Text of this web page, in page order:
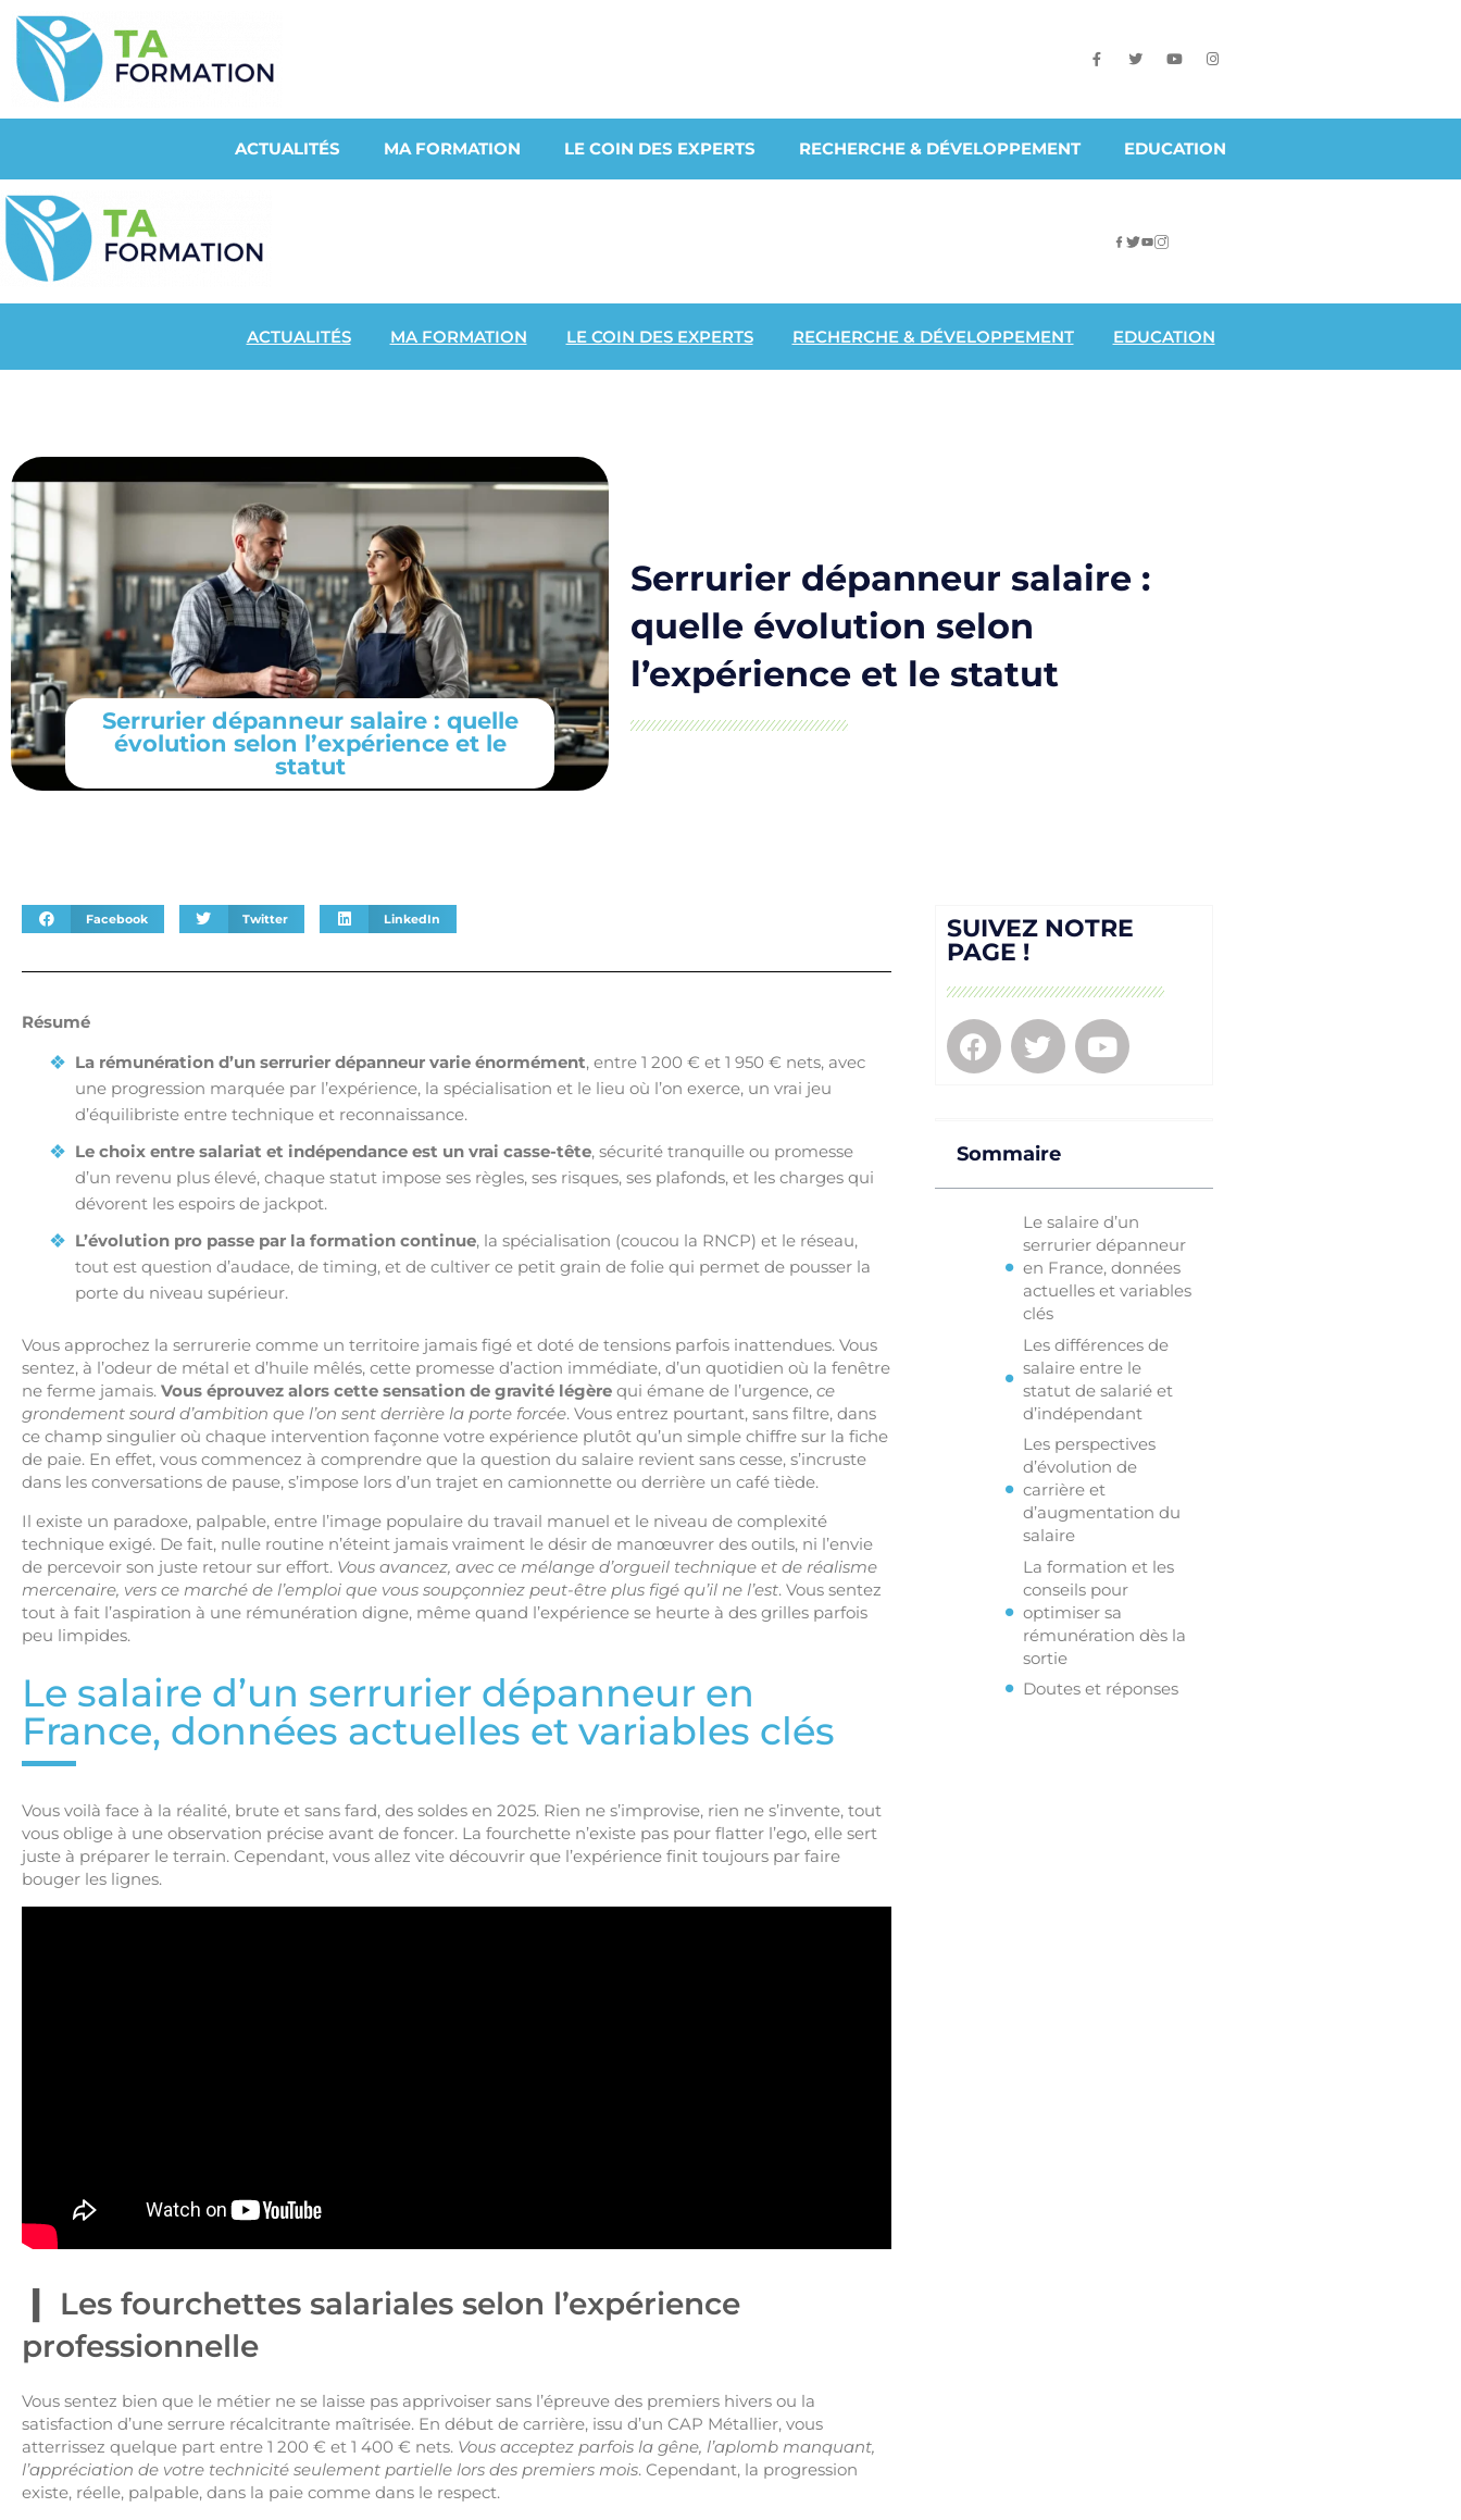
ACTUALITÉS MA FORMATION LE COIN DES EXPERTS RECHERCHE & DÉVELOPPEMENT EDUCATION
ACTUALITÉS MA FORMATION LE COIN DES EXPERTS RECHERCHE & DÉVELOPPEMENT EDUCATION
Serrurier dépanneur salaire : quelle
évolution selon l’expérience et le
statut
Serrurier dépanneur salaire :
quelle évolution selon
l’expérience et le statut
Facebook Twitter LinkedIn
Résumé
La rémunération d’un serrurier dépanneur varie énormément, entre 1 200 € et 1 950 € nets, avec
une progression marquée par l’expérience, la spécialisation et le lieu où l’on exerce, un vrai jeu
d’équilibriste entre technique et reconnaissance.
Le choix entre salariat et indépendance est un vrai casse-tête, sécurité tranquille ou promesse
d’un revenu plus élevé, chaque statut impose ses règles, ses risques, ses plafonds, et les charges qui
dévorent les espoirs de jackpot.
L’évolution pro passe par la formation continue, la spécialisation (coucou la RNCP) et le réseau,
tout est question d’audace, de timing, et de cultiver ce petit grain de folie qui permet de pousser la
porte du niveau supérieur.
Vous approchez la serrurerie comme un territoire jamais figé et doté de tensions parfois inattendues. Vous
sentez, à l’odeur de métal et d’huile mêlés, cette promesse d’action immédiate, d’un quotidien où la fenêtre
ne ferme jamais. Vous éprouvez alors cette sensation de gravité légère qui émane de l’urgence, ce
grondement sourd d’ambition que l’on sent derrière la porte forcée. Vous entrez pourtant, sans filtre, dans
ce champ singulier où chaque intervention façonne votre expérience plutôt qu’un simple chiffre sur la fiche
de paie. En effet, vous commencez à comprendre que la question du salaire revient sans cesse, s’incruste
dans les conversations de pause, s’impose lors d’un trajet en camionnette ou derrière un café tiède.
Il existe un paradoxe, palpable, entre l’image populaire du travail manuel et le niveau de complexité
technique exigé. De fait, nulle routine n’éteint jamais vraiment le désir de manœuvrer des outils, ni l’envie
de percevoir son juste retour sur effort. Vous avancez, avec ce mélange d’orgueil technique et de réalisme
mercenaire, vers ce marché de l’emploi que vous soupçonniez peut-être plus figé qu’il ne l’est. Vous sentez
tout à fait l’aspiration à une rémunération digne, même quand l’expérience se heurte à des grilles parfois
peu limpides.
Le salaire d’un serrurier dépanneur en
France, données actuelles et variables clés
Vous voilà face à la réalité, brute et sans fard, des soldes en 2025. Rien ne s’improvise, rien ne s’invente, tout
vous oblige à une observation précise avant de foncer. La fourchette n’existe pas pour flatter l’ego, elle sert
juste à préparer le terrain. Cependant, vous allez vite découvrir que l’expérience finit toujours par faire
bouger les lignes.
Les fourchettes salariales selon l’expérience
professionnelle
Vous sentez bien que le métier ne se laisse pas apprivoiser sans l’épreuve des premiers hivers ou la
satisfaction d’une serrure récalcitrante maîtrisée. En début de carrière, issu d’un CAP Métallier, vous
atterrissez quelque part entre 1 200 € et 1 400 € nets. Vous acceptez parfois la gêne, l’aplomb manquant,
l’appréciation de votre technicité seulement partielle lors des premiers mois. Cependant, la progression
existe, réelle, palpable, dans la paie comme dans le respect.
SUIVEZ NOTRE
PAGE !
Sommaire
Le salaire d’un
serrurier dépanneur
en France, données
actuelles et variables
clés
Les différences de
salaire entre le
statut de salarié et
d’indépendant
Les perspectives
d’évolution de
carrière et
d’augmentation du
salaire
La formation et les
conseils pour
optimiser sa
rémunération dès la
sortie
Doutes et réponses